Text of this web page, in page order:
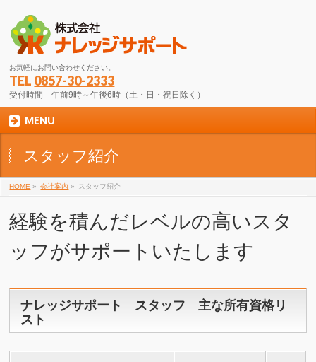
お気軽にお問い合わせください。
TEL 0857-30-2333
受付時間 午前9時～午後6時（土・日・祝日除く）
MENU
スタッフ紹介
HOME » 会社案内 » スタッフ紹介
経験を積んだレベルの高いスタ
ッフがサポートいたします
ナレッジサポート スタッフ 主な所有資格リ
スト